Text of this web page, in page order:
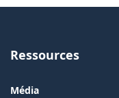
Ressources
Média